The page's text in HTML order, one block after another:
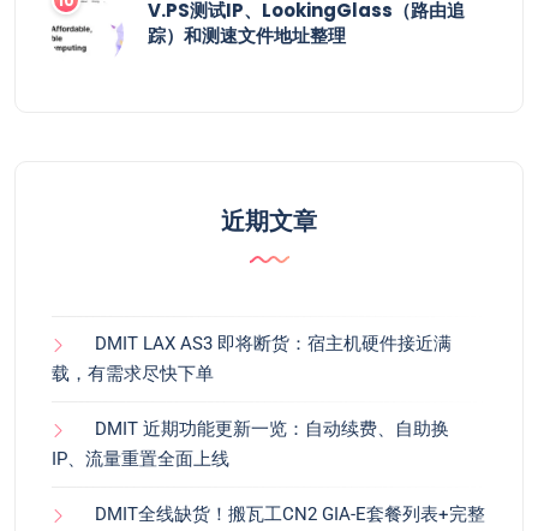
V.PS测试IP、LookingGlass（路由追
踪）和测速文件地址整理
近期文章
DMIT LAX AS3 即将断货：宿主机硬件接近满
载，有需求尽快下单
DMIT 近期功能更新一览：自动续费、自助换
IP、流量重置全面上线
DMIT全线缺货！搬瓦工CN2 GIA-E套餐列表+完整